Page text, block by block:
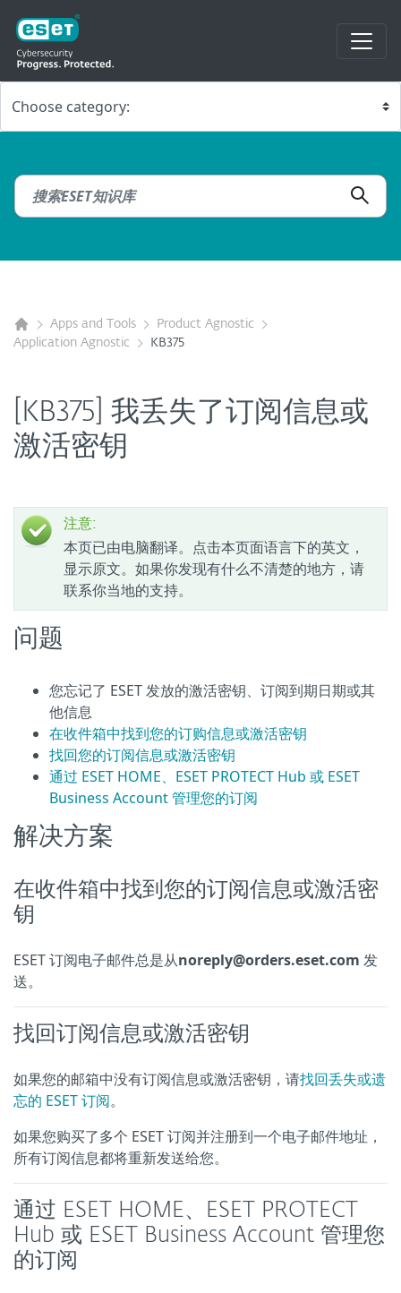
Apps and Tools
Product Agnostic
Application Agnostic
KB375
[KB375] 我丢失了订阅信息或
激活密钥
注意:
本页已由电脑翻译。点击本页面语言下的英文，
显示原文。如果你发现有什么不清楚的地方，请
联系你当地的支持。
问题
您忘记了 ESET 发放的激活密钥、订阅到期日期或其
他信息
在收件箱中找到您的订购信息或激活密钥
找回您的订阅信息或激活密钥
通过 ESET HOME、ESET PROTECT Hub 或 ESET
Business Account 管理您的订阅
解决方案
在收件箱中找到您的订阅信息或激活密
钥
ESET 订阅电子邮件总是从noreply@orders.eset.com 发
送。
找回订阅信息或激活密钥
如果您的邮箱中没有订阅信息或激活密钥，请找回丢失或遗
忘的 ESET 订阅。
如果您购买了多个 ESET 订阅并注册到一个电子邮件地址，
所有订阅信息都将重新发送给您。
通过 ESET HOME、ESET PROTECT
Hub 或 ESET Business Account 管理您
的订阅